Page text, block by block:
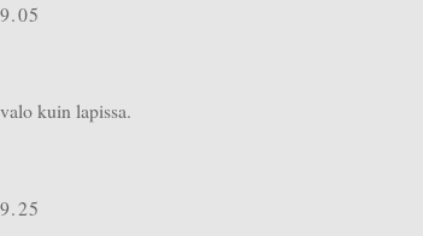
kuin lapissa.